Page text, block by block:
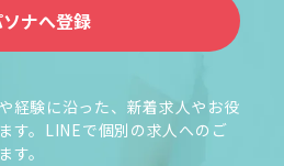
ナへ登録
経験に沿った、新着求人やお役
す。LINEで個別の求人へのご
。